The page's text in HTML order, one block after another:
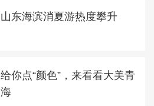
山东海滨消夏游热度攀升
给你点“颜色”，来看看大美青
海